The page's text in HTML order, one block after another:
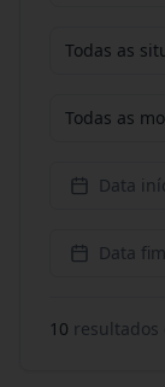
Todas as
Todas as
Data
Data fim
10 resultados